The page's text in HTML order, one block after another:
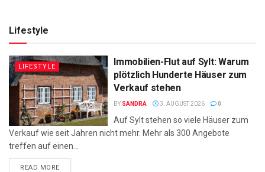
Lifestyle
LIFESTYLE
Immobilien-Flut auf Sylt: Warum
plötzlich Hunderte Häuser zum
Verkauf stehen
BY SANDRA 3. AUGUST 2026 0
Auf Sylt stehen so viele Häuser zum
Verkauf wie seit Jahren nicht mehr. Mehr als 300 Angebote
treffen auf einen...
READ MOREDETAILS